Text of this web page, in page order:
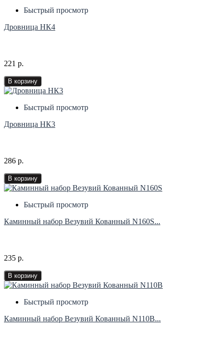
Быстрый просмотр
Дровница НК4
221 р.
В корзину
Быстрый просмотр
Дровница НК3
286 р.
В корзину
Быстрый просмотр
Каминный набор Везувий Кованный N160S...
235 р.
В корзину
Быстрый просмотр
Каминный набор Везувий Кованный N110B...